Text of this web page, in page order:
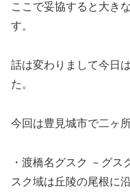
ここで妥協すると大き
す。
話は変わりまして今日
た。
今回は豊見城市で二ヶ所
・渡橋名グスク －グ
スク域は丘陵の尾根に